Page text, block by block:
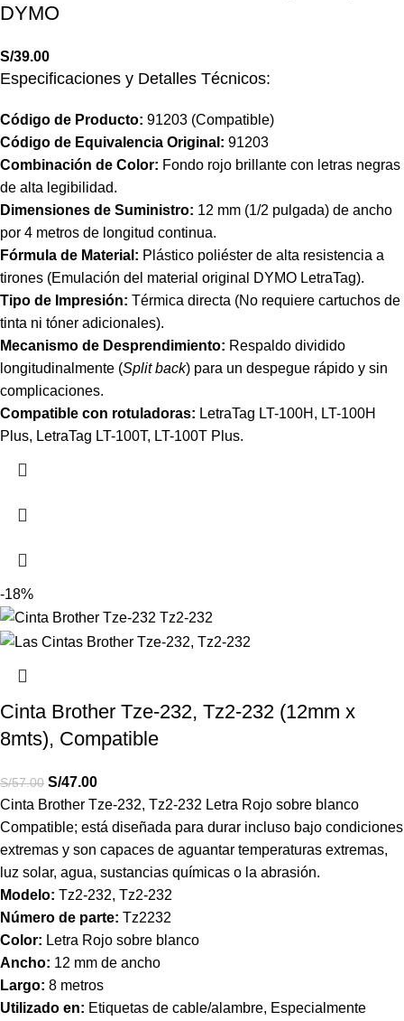
DYMO
S/39.00
Especificaciones y Detalles Técnicos:
Código de Producto: 91203 (Compatible)
Código de Equivalencia Original: 91203
Combinación de Color: Fondo rojo brillante con letras negras
de alta legibilidad.
Dimensiones de Suministro: 12 mm (1/2 pulgada) de ancho
por 4 metros de longitud continua.
Fórmula de Material: Plástico poliéster de alta resistencia a
tirones (Emulación del material original DYMO LetraTag).
Tipo de Impresión: Térmica directa (No requiere cartuchos de
tinta ni tóner adicionales).
Mecanismo de Desprendimiento: Respaldo dividido
longitudinalmente (Split back) para un despegue rápido y sin
complicaciones.
Compatible con rotuladoras: LetraTag LT-100H, LT-100H
Plus, LetraTag LT-100T, LT-100T Plus.
-18%
Cinta Brother Tze-232, Tz2-232 (12mm x
8mts), Compatible
S/57.00 S/47.00
Cinta Brother Tze-232, Tz2-232 Letra Rojo sobre blanco
Compatible; está diseñada para durar incluso bajo condiciones
extremas y son capaces de aguantar temperaturas extremas,
luz solar, agua, sustancias químicas o la abrasión.
Modelo: Tz2-232, Tz2-232
Número de parte: Tz2232
Color: Letra Rojo sobre blanco
Ancho: 12 mm de ancho
Largo: 8 metros
Utilizado en: Etiquetas de cable/alambre, Especialmente